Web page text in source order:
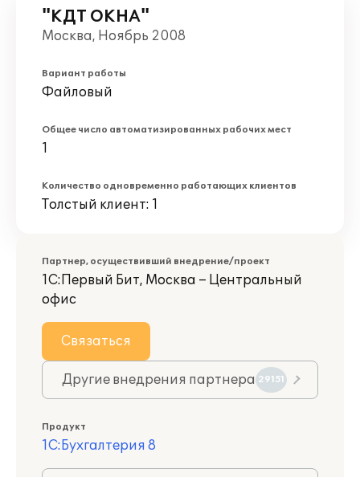
"КДТ ОКНА"
Москва, Ноябрь 2008
Вариант работы
Файловый
Общее число автоматизированных рабочих мест
1
Количество одновременно работающих клиентов
Толстый клиент: 1
Партнер, осуществивший внедрение/проект
1С:Первый Бит, Москва – Центральный
офис
Связаться
Другие внедрения партнера 29151
Продукт
1С:Бухгалтерия 8